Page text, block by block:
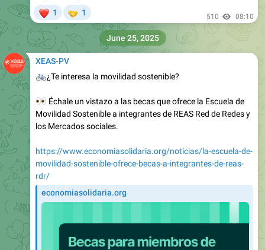
1 1 510 08:10
XEAS-PV
¿Te interesa la movilidad sostenible?
Échale un vistazo a las becas que ofrece la Escuela de
Movilidad Sostenible a integrantes de REAS Red de Redes y
los Mercados sociales.
https://www.economiasolidaria.org/noticias/la-escuela-de-
movilidad-sostenible-ofrece-becas-a-integrantes-de-reas-
rdr/
economiasolidaria.org
June 25, 2025